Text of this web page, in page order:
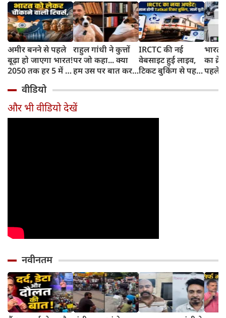
अमीर बनने से पहले
बूढ़ा हो जाएगा भारत!
2050 तक हर 5 में 1
साल से ज्यादा उम्र का
राहुल गांधी ने कुत्तों
पर जो कहा... क्या
हम उस पर बात कर
IRCTC की नई
वेबसाइट हुई लाइव,
टिकट बुकिंग से पहले
काम, जानें पूरा
भारत
का
पहले
और
वीडियो
और भी वीडियो देखें
नवीनतम